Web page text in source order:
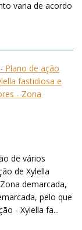
varia de acordo
Plano de ação
fastidiosa e
- Zona
de vários
de Xylella
demarcada,
pelo que
- Xylella fa...